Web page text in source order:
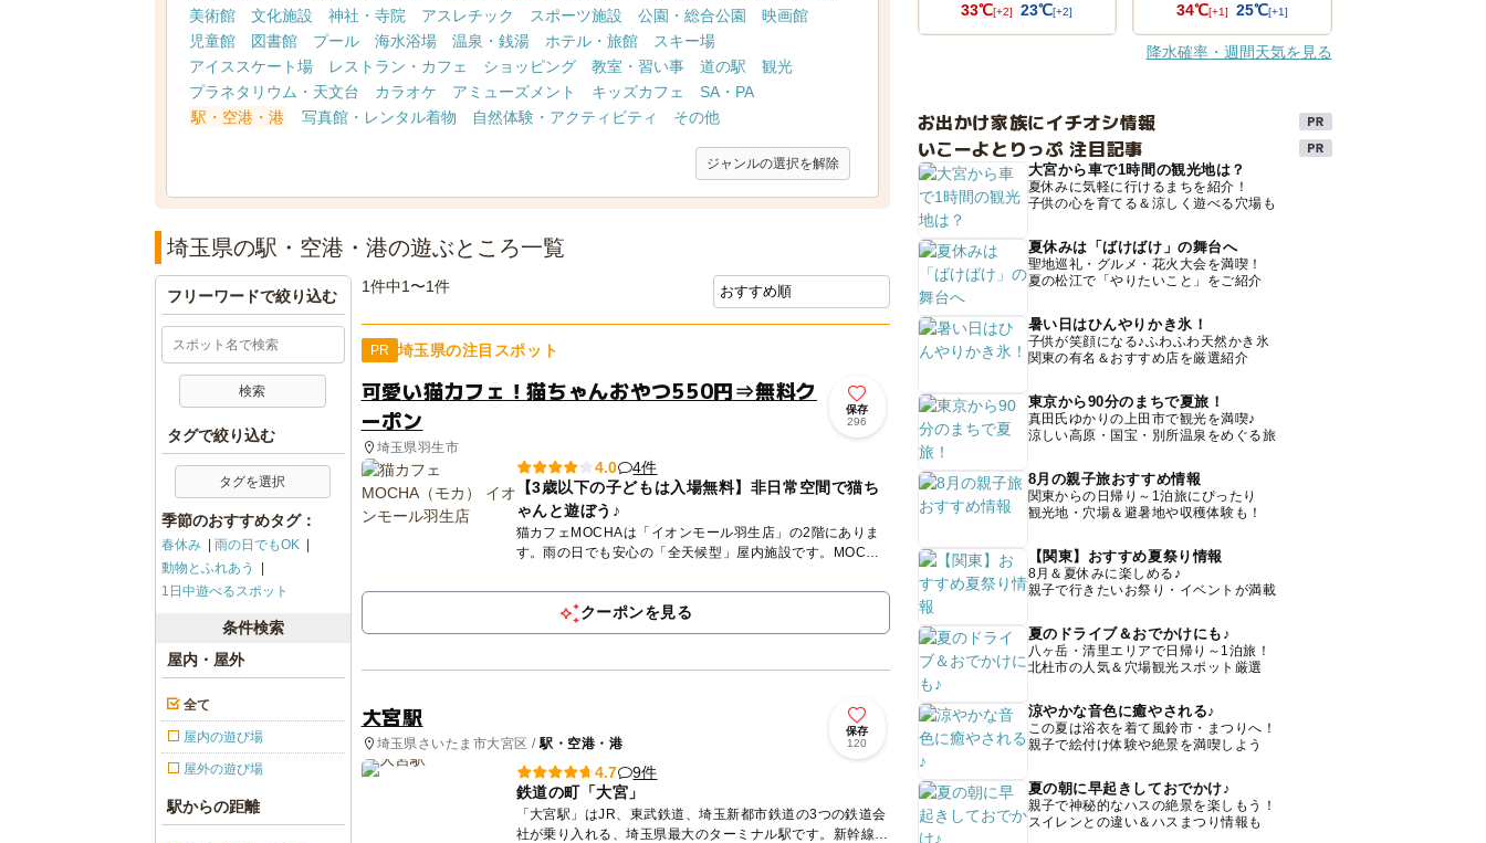
美術館
文化施設 神社・寺院 アスレチック スポーツ施設 公園・総合公園
映画館
児童館
図書館 プール 海水浴場 温泉・銭湯 ホテル・旅館
スキー場
アイススケート場
レストラン・カフェ ショッピング 教室・習い事 道の駅
観光
プラネタリウム・天文台
カラオケ アミューズメント キッズカフェ
SA・PA
駅・空港・港
写真館・レンタル着物 自然体験・アクティビティ その他
ジャンルの選択を解除
埼玉県の駅・空港・港の遊ぶところ一覧
1件中1〜1件
PR 埼玉県の注目スポット
可愛い猫カフェ！猫ちゃんおやつ550円⇒無料ク
ーポン
埼玉県羽生市
保存
296
4.0
4件
【3歳以下の子どもは入場無料】非日常空間で猫ち
ゃんと遊ぼう♪
猫カフェMOCHAは「イオンモール羽生店」の2階にありま
す。雨の日でも安心の「全天候型」屋内施設です。MOCHA
ことがで...
クーポンを見る
大宮駅
埼玉県さいたま市大宮区 /駅・空港・港
保存
120
4.7
9件
鉄道の町「大宮」
「大宮駅」はJR、東武鉄道、埼玉新都市鉄道の3つの鉄道会
社が乗り入れる、埼玉県最大のターミナル駅です。新幹線、
フリーワードで絞り込む
タグで絞り込む
タグを選択
季節のおすすめタグ：
春休み
雨の日でもOK
動物とふれあう
1日中遊べるスポット
条件検索
屋内・屋外
全て
屋内の遊び場
屋外の遊び場
駅からの距離
33℃[+2] 23℃[+2]
34℃[+1] 25℃[+1]
降水確率・週間天気を見る
お出かけ家族にイチオシ情報
いこーよとりっぷ 注目記事
大宮から車で1時間の観光地は？
夏休みに気軽に行けるまちを紹介！
子供の心を育てる＆涼しく遊べる穴場も
夏休みは「ばけばけ」の舞台へ
聖地巡礼・グルメ・花火大会を満喫！
夏の松江で「やりたいこと」をご紹介
暑い日はひんやりかき氷！
子供が笑顔になる♪ふわふわ天然かき氷
関東の有名＆おすすめ店を厳選紹介
東京から90分のまちで夏旅！
真田氏ゆかりの上田市で観光を満喫♪
涼しい高原・国宝・別所温泉をめぐる旅
8月の親子旅おすすめ情報
関東からの日帰り～1泊旅にぴったり
観光地・穴場＆避暑地や収穫体験も！
【関東】おすすめ夏祭り情報
8月＆夏休みに楽しめる♪
親子で行きたいお祭り・イベントが満載
夏のドライブ＆おでかけにも♪
八ヶ岳・清里エリアで日帰り～1泊旅！
北杜市の人気＆穴場観光スポット厳選
涼やかな音色に癒やされる♪
この夏は浴衣を着て風鈴市・まつりへ！
親子で絵付け体験や絶景を満喫しよう
夏の朝に早起きしておでかけ♪
親子で神秘的なハスの絶景を楽しもう！
スイレンとの違い＆ハスまつり情報も